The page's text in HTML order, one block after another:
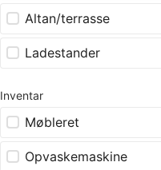
Altan/terrasse
Ladestander
Inventar
Møbleret
Opvaskemaskine